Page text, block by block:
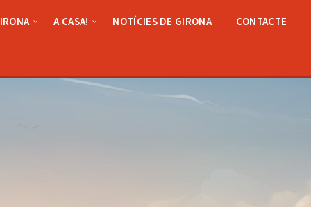
A CASA! NOTÍCIES DE GIRONA CONTACTE